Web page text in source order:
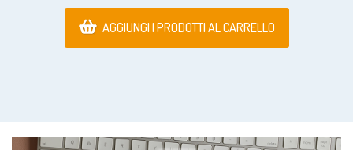
AGGIUNGI I PRODOTTI AL CARRELLO